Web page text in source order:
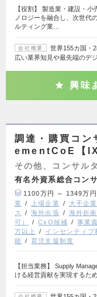
【役割】 製造業・建設・
ノロジーを融合し、次世代
ルティング業…
会社概要
世界155カ国・
広い業界知見や最先端のデ
興味
調達・購買コ
ementCoE【
その他、コンサル
有名外資系総合コン
1100万円 ～ 1349万円
業
上場企業 大手企業
ス
海外出張 海外折衝
可）
CxO候補 事業
万以上
インセンティブ
能
育児支援制度
【担当業務】 Supply
ける経営貢献を実現するた